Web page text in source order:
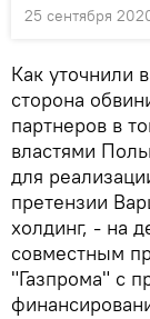
25 сентября
Как уточнили
сторона
партнеров в
властями
для
претензии
холдинг, - на
совместным
"Газпрома" с